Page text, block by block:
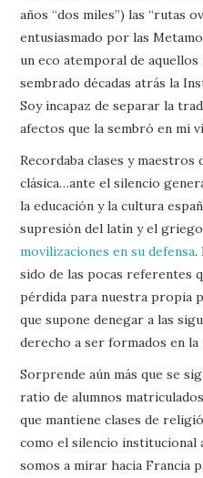
años “dos miles”) las “rutas
entusiasmado por las
un eco atemporal de aquellos
sembrado décadas atrás la
Soy incapaz de separar la
afectos que la sembró en mi
Recordaba clases y
clásica…ante el silencio
la educación y la cultura
supresión del latín y el
movilizaciones en su defensa.
sido de las pocas referentes
pérdida para nuestra propia
que supone denegar a las
derecho a ser formados en la
Sorprende aún más que se
ratio de alumnos
que mantiene clases de
como el silencio institucional
somos a mirar hacia Francia